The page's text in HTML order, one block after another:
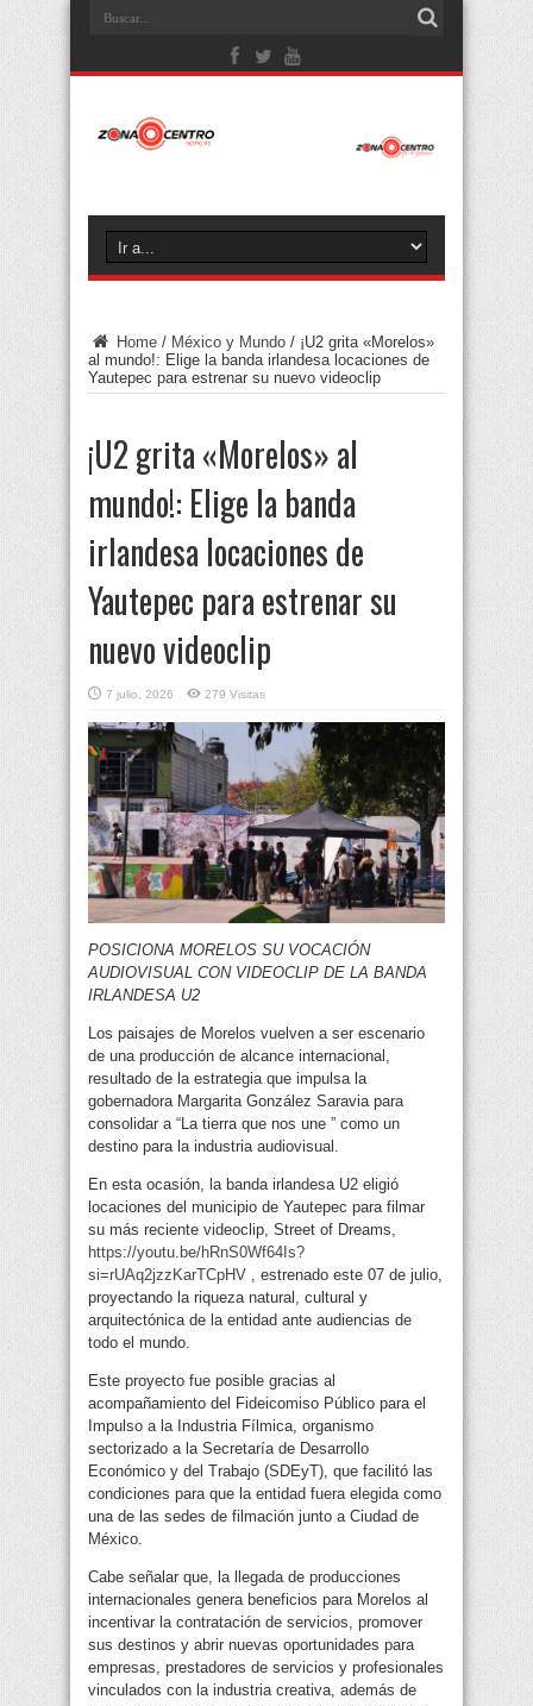
Home / México y Mundo / ¡U2 grita «Morelos»
al mundo!: Elige la banda irlandesa locaciones de
Yautepec para estrenar su nuevo videoclip
¡U2 grita «Morelos» al
mundo!: Elige la banda
irlandesa locaciones de
Yautepec para estrenar su
nuevo videoclip
7 julio, 2026 279 Visitas
POSICIONA MORELOS SU VOCACIÓN
AUDIOVISUAL CON VIDEOCLIP DE LA BANDA
IRLANDESA U2
Los paisajes de Morelos vuelven a ser escenario
de una producción de alcance internacional,
resultado de la estrategia que impulsa la
gobernadora Margarita González Saravia para
consolidar a “La tierra que nos une ” como un
destino para la industria audiovisual.
En esta ocasión, la banda irlandesa U2 eligió
locaciones del municipio de Yautepec para filmar
su más reciente videoclip, Street of Dreams,
https://youtu.be/hRnS0Wf64Is?
si=rUAq2jzzKarTCpHV , estrenado este 07 de julio,
proyectando la riqueza natural, cultural y
arquitectónica de la entidad ante audiencias de
todo el mundo.
Este proyecto fue posible gracias al
acompañamiento del Fideicomiso Público para el
Impulso a la Industria Fílmica, organismo
sectorizado a la Secretaría de Desarrollo
Económico y del Trabajo (SDEyT), que facilitó las
condiciones para que la entidad fuera elegida como
una de las sedes de filmación junto a Ciudad de
México.
Cabe señalar que, la llegada de producciones
internacionales genera beneficios para Morelos al
incentivar la contratación de servicios, promover
sus destinos y abrir nuevas oportunidades para
empresas, prestadores de servicios y profesionales
vinculados con la industria creativa, además de